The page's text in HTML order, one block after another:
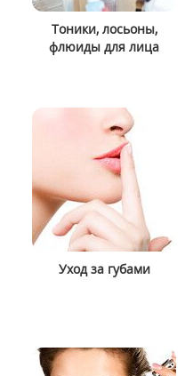
Тоники, лосьоны,
флюиды для лица
Уход за губами